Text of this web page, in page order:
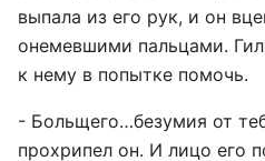
выпала из его рук, и он
онемевшими пальцами.
к нему в попытке помочь.
- Больщего…безумия от
прохрипел он. И лицо его